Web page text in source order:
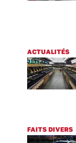
ACTUALITÉS
FAITS DIVERS